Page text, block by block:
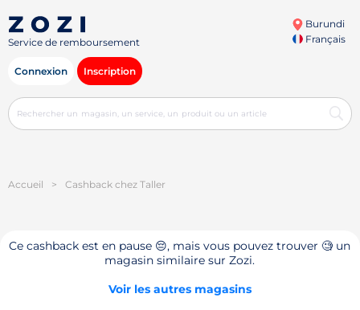
Service de remboursement
Burundi
Français
Connexion Inscription
Accueil > Cashback chez Taller
Ce cashback est en pause 😔, mais vous pouvez trouver 🧐 un
magasin similaire sur Zozi.
Voir les autres magasins